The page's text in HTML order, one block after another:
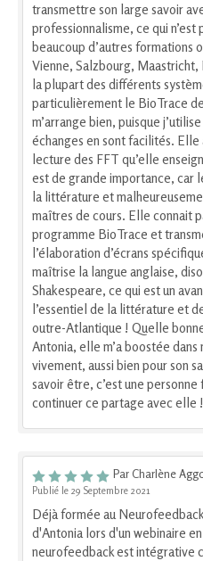
transmettre son large savoir
professionnalisme, ce qui n’est
beaucoup d’autres formations
Vienne, Salzbourg,
la plupart des différents
particulièrement le BioTrace
m’arrange bien, puisque
échanges en sont facilités.
lecture des FFT qu’elle
est de grande importance, car
la littérature et
maîtres de cours. Elle connait
programme BioTrace et
l’élaboration d’écrans
maîtrise la langue anglaise,
Shakespeare, ce qui est un
l’essentiel de la littérature et
outre-Atlantique ! Quelle
Antonia, elle m’a boostée
vivement, aussi bien pour son
savoir être, c’est une personne
continuer ce partage avec elle !
Par Charlène
Publié le 29 Septembre 2021
Déjà formée au
d'Antonia lors d'un webinaire
neurofeedback est intégrative